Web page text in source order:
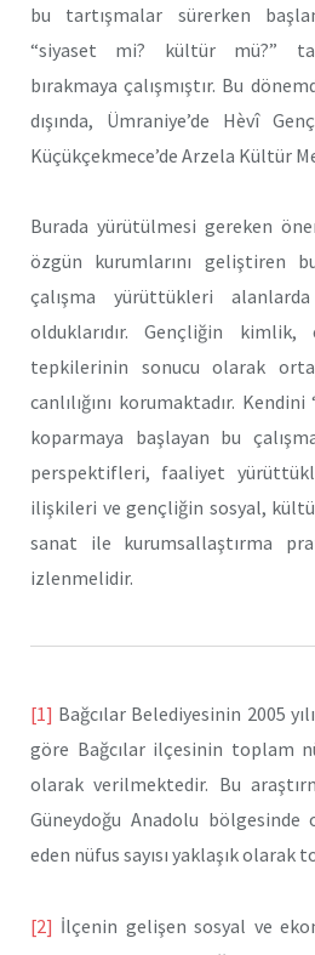
bu tartışmalar sürerken
“siyaset mi? kültür mü?”
bırakmaya çalışmıştır. Bu
dışında, Ümraniye’de Hèvî
Küçükçekmece’de Arzela Kültür
Burada yürütülmesi gereken
özgün kurumlarını geliştiren
çalışma yürüttükleri
olduklarıdır. Gençliğin
tepkilerinin sonucu olarak
canlılığını korumaktadır.
koparmaya başlayan bu
perspektifleri, faaliyet
ilişkileri ve gençliğin sosyal,
sanat ile kurumsallaştırma
izlenmelidir.
[1] Bağcılar Belediyesinin 2005
göre Bağcılar ilçesinin toplam
olarak verilmektedir. Bu
Güneydoğu Anadolu bölgesinde
eden nüfus sayısı yaklaşık olarak
[2] İlçenin gelişen sosyal ve